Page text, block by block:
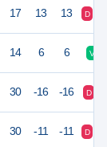
17 13 13 D
14 6 6 V
30 -16 -16 D
30 -11 -11 D